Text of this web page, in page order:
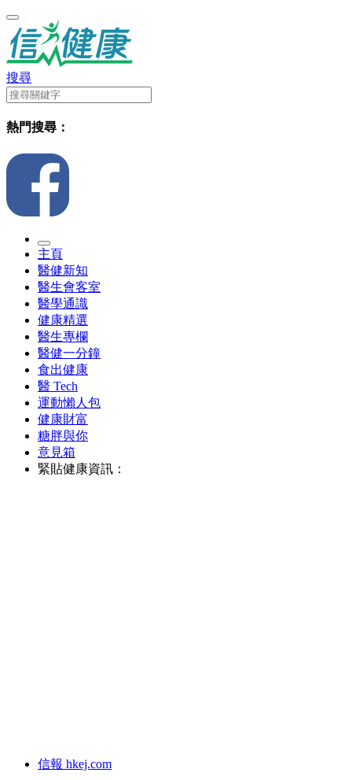
搜尋
熱門搜尋：
主頁
醫健新知
醫生會客室
醫學通識
健康精選
醫生專欄
醫健一分鐘
食出健康
醫 Tech
運動懶人包
健康財富
糖胖與你
意見箱
緊貼健康資訊：
信報 hkej.com